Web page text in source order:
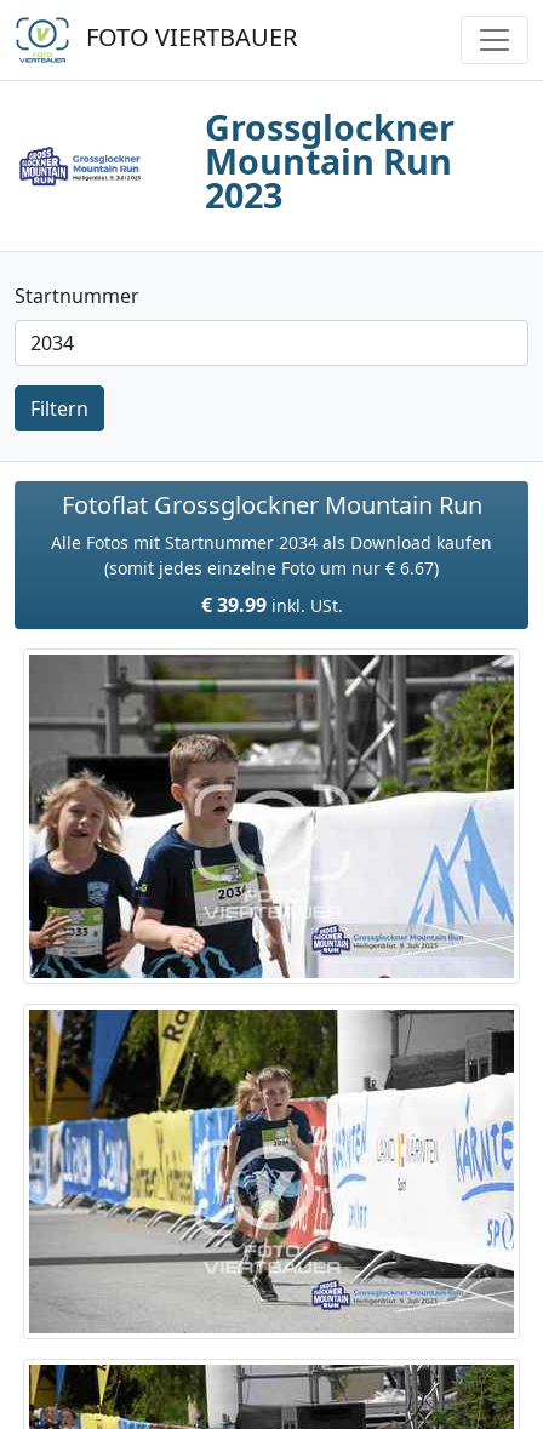
FOTO VIERTBAUER
Grossglockner
Mountain Run
2023
Startnummer
Filtern
Fotoflat Grossglockner Mountain Run
Alle Fotos mit Startnummer 2034 als Download kaufen
(somit jedes einzelne Foto um nur € 6.67)
€ 39.99 inkl. USt.